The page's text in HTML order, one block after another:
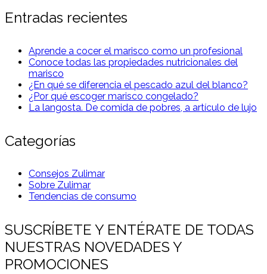
Entradas recientes
Aprende a cocer el marisco como un profesional
Conoce todas las propiedades nutricionales del
marisco
¿En qué se diferencia el pescado azul del blanco?
¿Por qué escoger marisco congelado?
La langosta. De comida de pobres, a artículo de lujo
Categorías
Consejos Zulimar
Sobre Zulimar
Tendencias de consumo
SUSCRÍBETE Y ENTÉRATE DE TODAS
NUESTRAS NOVEDADES Y
PROMOCIONES